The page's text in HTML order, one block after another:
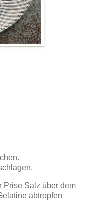
Prise Salz über dem
abtropfen